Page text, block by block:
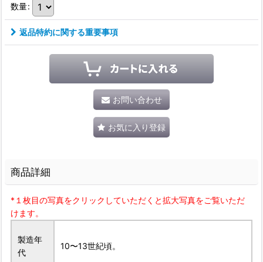
数量:
返品特約に関する重要事項
お問い合わせ
お気に入り登録
商品詳細
*１枚目の写真をクリックしていただくと拡大写真をご覧いただ
けます。
製造年
代
10〜13世紀頃。